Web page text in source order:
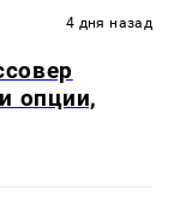
4 дня назад
опции,